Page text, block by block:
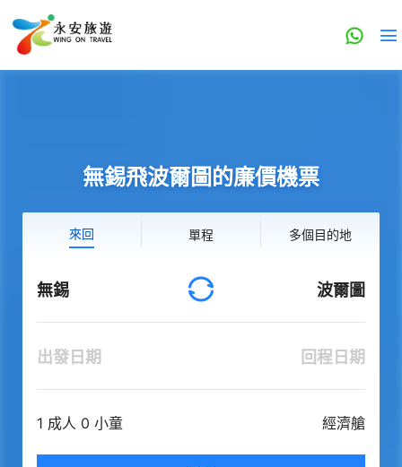
無錫飛波爾圖的廉價機票
來回 單程 多個目的地
無錫 波爾圖
出發日期 回程日期
1 成人 0 小童 經濟艙